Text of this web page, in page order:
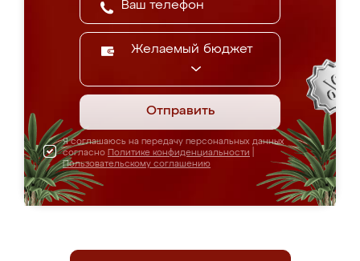
Желаемый бюджет
Отправить
Я соглашаюсь на передачу персональных данных
согласно Политике конфиденциальности
Пользовательскому соглашению